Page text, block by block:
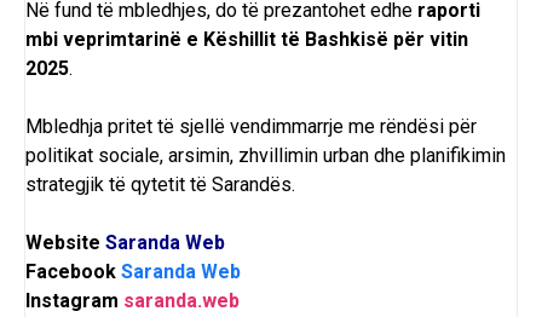
Në fund të mbledhjes, do të prezantohet edhe raporti
mbi veprimtarinë e Këshillit të Bashkisë për vitin
2025.
Mbledhja pritet të sjellë vendimmarrje me rëndësi për
politikat sociale, arsimin, zhvillimin urban dhe planifikimin
strategjik të qytetit të Sarandës.
Website Saranda Web
Facebook Saranda Web
Instagram saranda.web